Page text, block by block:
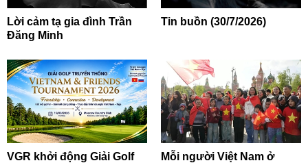
Lời cảm tạ gia đình Trần
Đăng Minh
Tin buồn (30/7/2026)
VGR khởi động Giải Golf
Mỗi người Việt Nam ở